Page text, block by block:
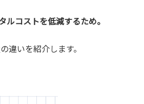
コストを低減するため。
違いを紹介します。